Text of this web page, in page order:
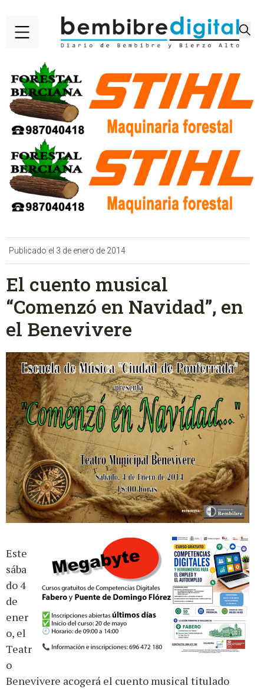
Publicado el 3 de enero de 2014
El cuento musical
“Comenzó en Navidad”, en
el Benevivere
Este
sába
do 4
de
ener
o, el
Teatr
o
Benevivere acogerá el cuento musical titulado